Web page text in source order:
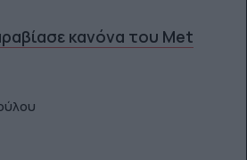
κανόνα του Met